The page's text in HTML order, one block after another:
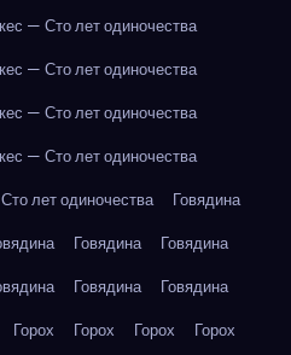
— Сто лет одиночества
— Сто лет одиночества
— Сто лет одиночества
— Сто лет одиночества
лет одиночества
Говядина
Говядина
Говядина
Говядина
Говядина
Горох Горох Горох
Горох